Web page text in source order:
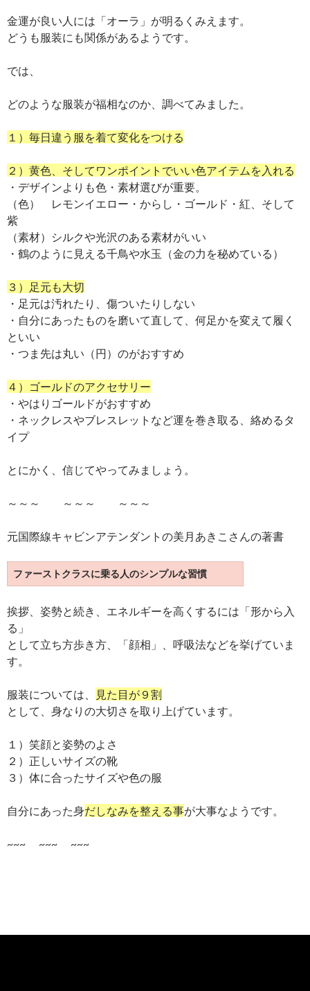
金運が良い人には「オーラ」が明るくみえます。
どうも服装にも関係があるようです。
では、
どのような服装が福相なのか、調べてみました。
１）毎日違う服を着て変化をつける
２）黄色、そしてワンポイントでいい色アイテムを入れる
・デザインよりも色・素材選びが重要。
（色） レモンイエロー・からし・ゴールド・紅、そして
紫
（素材）シルクや光沢のある素材がいい
・鶴のように見える千鳥や水玉（金の力を秘めている）
３）足元も大切
・足元は汚れたり、傷ついたりしない
・自分にあったものを磨いて直して、何足かを変えて履く
といい
・つま先は丸い（円）のがおすすめ
４）ゴールドのアクセサリー
・やはりゴールドがおすすめ
・ネックレスやブレスレットなど運を巻き取る、絡めるタ
イプ
とにかく、信じてやってみましょう。
～～～ ～～～ ～～～
元国際線キャビンアテンダントの美月あきこさんの著書
ファーストクラスに乗る人のシンプルな習慣
挨拶、姿勢と続き、エネルギーを高くするには「形から入
る」
として立ち方歩き方、「顔相」、呼吸法などを挙げていま
す。
服装については、
見た目が９割
として、身なりの大切さを取り上げています。
１）笑顔と姿勢のよさ
２）正しいサイズの靴
３）体に合ったサイズや色の服
自分にあった身だしなみを整える事が大事なようです。
~~~ ~~~ ~~~